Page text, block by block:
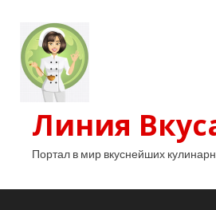
Линия
Портал в мир вкуснейших